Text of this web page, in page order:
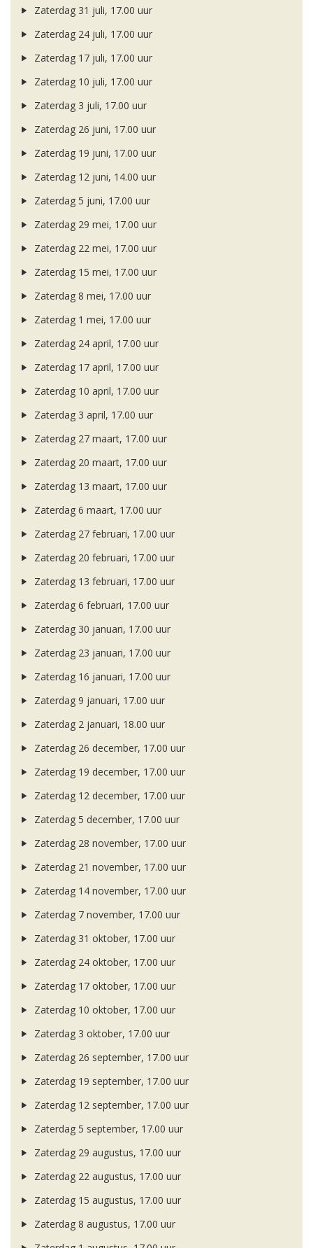
Zaterdag 31 juli, 17.00 uur
Zaterdag 24 juli, 17.00 uur
Zaterdag 17 juli, 17.00 uur
Zaterdag 10 juli, 17.00 uur
Zaterdag 3 juli, 17.00 uur
Zaterdag 26 juni, 17.00 uur
Zaterdag 19 juni, 17.00 uur
Zaterdag 12 juni, 14.00 uur
Zaterdag 5 juni, 17.00 uur
Zaterdag 29 mei, 17.00 uur
Zaterdag 22 mei, 17.00 uur
Zaterdag 15 mei, 17.00 uur
Zaterdag 8 mei, 17.00 uur
Zaterdag 1 mei, 17.00 uur
Zaterdag 24 april, 17.00 uur
Zaterdag 17 april, 17.00 uur
Zaterdag 10 april, 17.00 uur
Zaterdag 3 april, 17.00 uur
Zaterdag 27 maart, 17.00 uur
Zaterdag 20 maart, 17.00 uur
Zaterdag 13 maart, 17.00 uur
Zaterdag 6 maart, 17.00 uur
Zaterdag 27 februari, 17.00 uur
Zaterdag 20 februari, 17.00 uur
Zaterdag 13 februari, 17.00 uur
Zaterdag 6 februari, 17.00 uur
Zaterdag 30 januari, 17.00 uur
Zaterdag 23 januari, 17.00 uur
Zaterdag 16 januari, 17.00 uur
Zaterdag 9 januari, 17.00 uur
Zaterdag 2 januari, 18.00 uur
Zaterdag 26 december, 17.00 uur
Zaterdag 19 december, 17.00 uur
Zaterdag 12 december, 17.00 uur
Zaterdag 5 december, 17.00 uur
Zaterdag 28 november, 17.00 uur
Zaterdag 21 november, 17.00 uur
Zaterdag 14 november, 17.00 uur
Zaterdag 7 november, 17.00 uur
Zaterdag 31 oktober, 17.00 uur
Zaterdag 24 oktober, 17.00 uur
Zaterdag 17 oktober, 17.00 uur
Zaterdag 10 oktober, 17.00 uur
Zaterdag 3 oktober, 17.00 uur
Zaterdag 26 september, 17.00 uur
Zaterdag 19 september, 17.00 uur
Zaterdag 12 september, 17.00 uur
Zaterdag 5 september, 17.00 uur
Zaterdag 29 augustus, 17.00 uur
Zaterdag 22 augustus, 17.00 uur
Zaterdag 15 augustus, 17.00 uur
Zaterdag 8 augustus, 17.00 uur